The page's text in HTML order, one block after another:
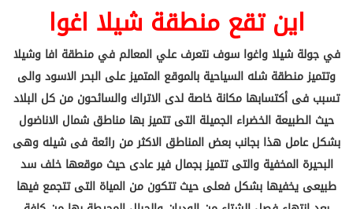
اين تقع منطقة شيلا اغوا
في جولة شيلا واغوا سوف نتعرف علي المعالم في منطقة افا وشيلا
وتتميز منطقة شله السياحية بالموقع المتميز على البحر الاسود والى
تسبب فى أكتسابها مكانة خاصة لدى الاتراك والسائحون من كل البلاد
حيث الطبيعة الخضراء الجميلة التى تتميز بها مناطق شمال الاناضول
بشكل عامل هذا بجانب بعض المناطق الاكثر من رائعة فى شيله وهى
البحيرة المخفية والتى تتميز بجمال فير عادى حيث موقعها خلف سد
طبيعى يخفيها بشكل فعلى حيث تتكون من المياة التى تتجمع فيها